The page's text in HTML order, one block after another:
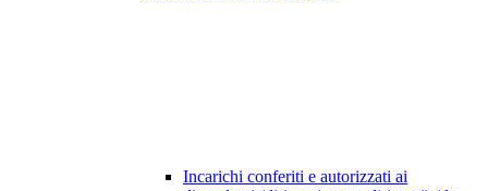
Incarichi conferiti e autorizzati ai